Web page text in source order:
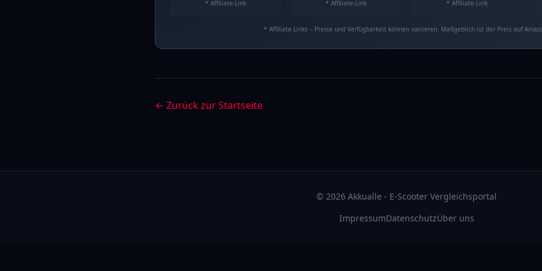
* Affiliate-Link * Affiliate-Link * Affiliate-Link
* Affiliate-Links – Preise und Verfügbarkeit können variieren. Maßgeblich ist der Preis auf
← Zurück zur Startseite
© 2026 Akkualle - E-Scooter Vergleichsportal
ImpressumDatenschutzÜber uns